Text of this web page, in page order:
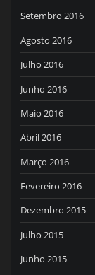
Setembro 2016
Agosto 2016
Julho 2016
Junho 2016
Maio 2016
Abril 2016
Março 2016
Fevereiro 2016
Dezembro 2015
Julho 2015
Junho 2015